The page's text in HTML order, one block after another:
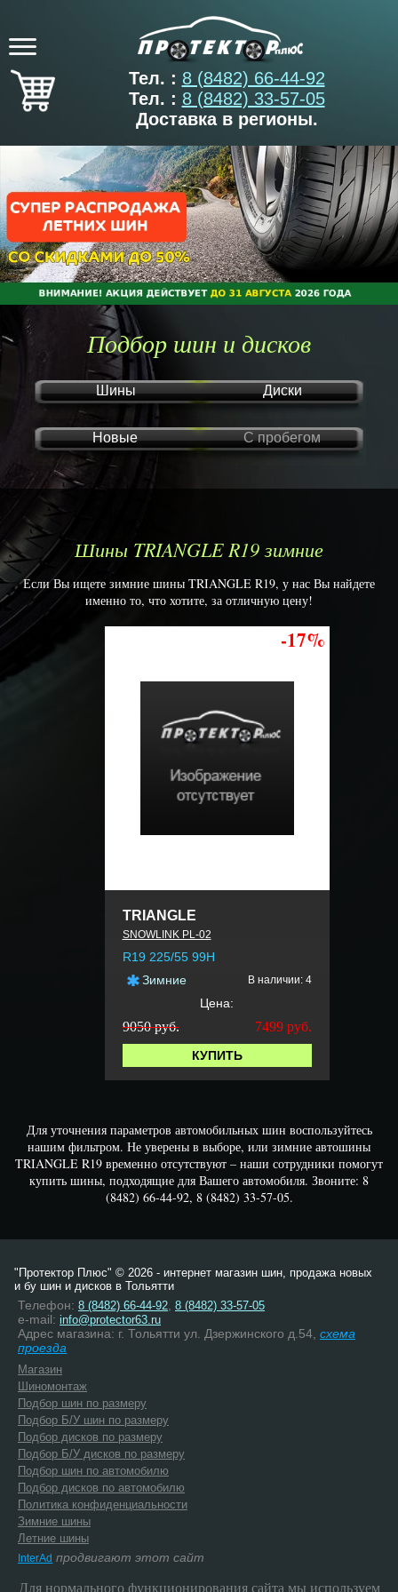
Тел. : 8 (8482) 66-44-92
Тел. : 8 (8482) 33-57-05
Доставка в регионы.
Подбор шин и дисков
Шины Диски
Новые С пробегом
Шины TRIANGLE R19 зимние
Если Вы ищете зимние шины TRIANGLE R19, у нас Вы найдете
именно то, что хотите, за отличную цену!
-17%
TRIANGLE
SNOWLINK PL-02
R19 225/55 99H
Зимние
В наличии: 4
Цена:
9050 руб. 7499 руб.
КУПИТЬ
Для уточнения параметров автомобильных шин воспользуйтесь
нашим фильтром. Не уверены в выборе, или зимние автошины
TRIANGLE R19 временно отсутствуют – наши сотрудники помогут
купить шины, подходящие для Вашего автомобиля. Звоните: 8
(8482) 66-44-92, 8 (8482) 33-57-05.
"Протектор Плюс" © 2026 - интернет магазин шин, продажа новых
и бу шин и дисков в Тольятти
Телефон: 8 (8482) 66-44-92 8 (8482) 33-57-05
e-mail: info@protector63.ru
Адрес магазина: г. Тольятти ул. Дзержинского д.54, схема
проезда
Магазин
Шиномонтаж
Подбор шин по размеру
Подбор Б/У шин по размеру
Подбор дисков по размеру
Подбор Б/У дисков по размеру
Подбор шин по автомобилю
Подбор дисков по автомобилю
Политика конфиденциальности
Зимние шины
Летние шины
InterAd продвигают этот сайт
Для нормального функционирования сайта мы используем